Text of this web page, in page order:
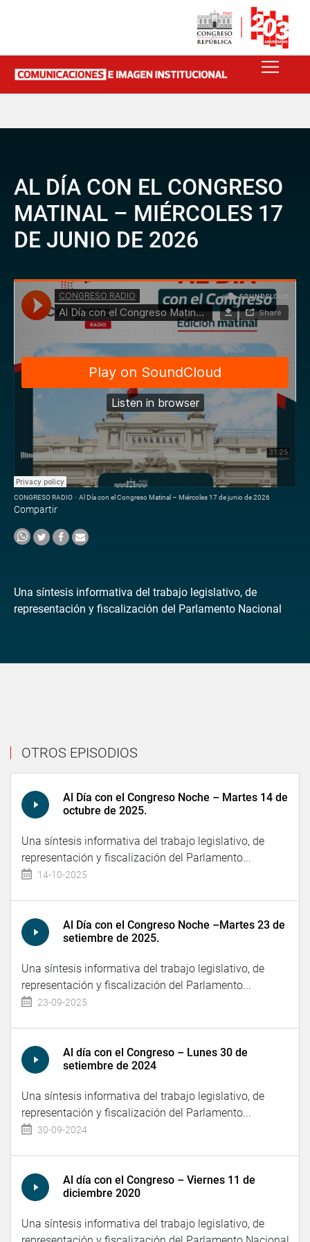
AL DÍA CON EL CONGRESO
MATINAL – MIÉRCOLES 17
DE JUNIO DE 2026
CONGRESO RADIO · Al Día con el Congreso Matinal – Miércoles 17 de junio de 2026
Compartir
Una síntesis informativa del trabajo legislativo, de
representación y fiscalización del Parlamento Nacional
OTROS EPISODIOS
Al Día con el Congreso Noche – Martes 14 de
octubre de 2025.
Una síntesis informativa del trabajo legislativo, de
representación y fiscalización del Parlamento...
14-10-2025
Al Día con el Congreso Noche –Martes 23 de
setiembre de 2025.
Una síntesis informativa del trabajo legislativo, de
representación y fiscalización del Parlamento...
23-09-2025
Al día con el Congreso – Lunes 30 de
setiembre de 2024
Una síntesis informativa del trabajo legislativo, de
representación y fiscalización del Parlamento...
30-09-2024
Al día con el Congreso – Viernes 11 de
diciembre 2020
Una síntesis informativa del trabajo legislativo, de